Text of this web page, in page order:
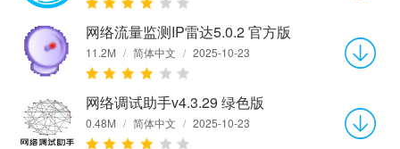
网络流量监测IP雷达5.0.2 官方版
11.2M / 简体中文 / 2025-10-23
网络调试助手v4.3.29 绿色版
0.48M / 简体中文 / 2025-10-23